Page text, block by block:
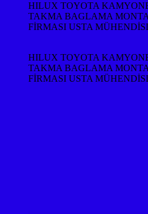
HILUX TOYOTA
TAKMA BAGLAMA
FİRMASI USTA
HILUX TOYOTA
TAKMA BAGLAMA
FİRMASI USTA